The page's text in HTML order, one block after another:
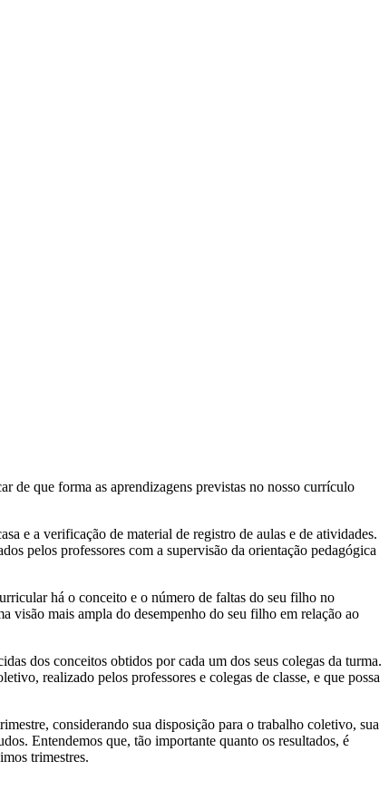
de que forma as aprendizagens previstas no nosso currículo
e a verificação de material de registro de aulas e de atividades.
pelos professores com a supervisão da orientação pedagógica
há o conceito e o número de faltas do seu filho no
mais ampla do desempenho do seu filho em relação ao
dos conceitos obtidos por cada um dos seus colegas da turma.
realizado pelos professores e colegas de classe, e que possa
considerando sua disposição para o trabalho coletivo, sua
Entendemos que, tão importante quanto os resultados, é
trimestres.